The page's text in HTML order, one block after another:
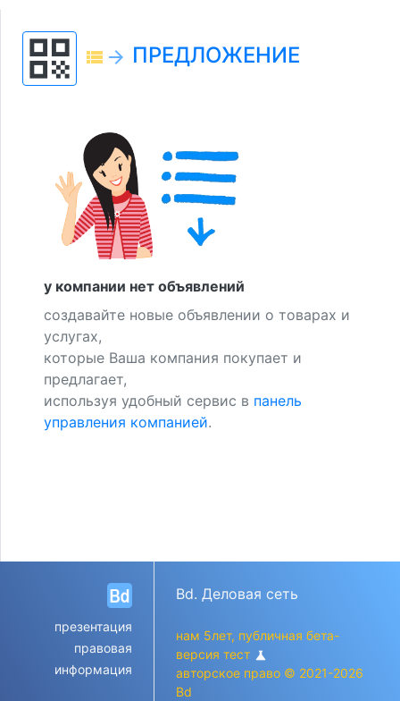
qr_code view_list arrow_forward ПРЕДЛОЖЕНИЕ
у компании нет объявлений
создавайте новые объявлении о товарах и
услугах,
которые Ваша компания покупает и
предлагает,
используя удобный сервис в панель
управления компанией.
презентация
правовая
информация
Bd. Деловая сеть
нам 5лет, публичная бета-
версия тест science
авторское право © 2021-2026
Bd